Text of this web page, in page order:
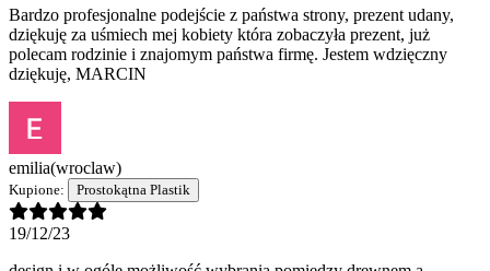
Bardzo profesjonalne podejście z państwa strony, prezent udany,
dziękuję za uśmiech mej kobiety która zobaczyła prezent, już
polecam rodzinie i znajomym państwa firmę. Jestem wdzięczny
dziękuję, MARCIN
emilia(wroclaw)
Kupione: Prostokątna Plastik
19/12/23